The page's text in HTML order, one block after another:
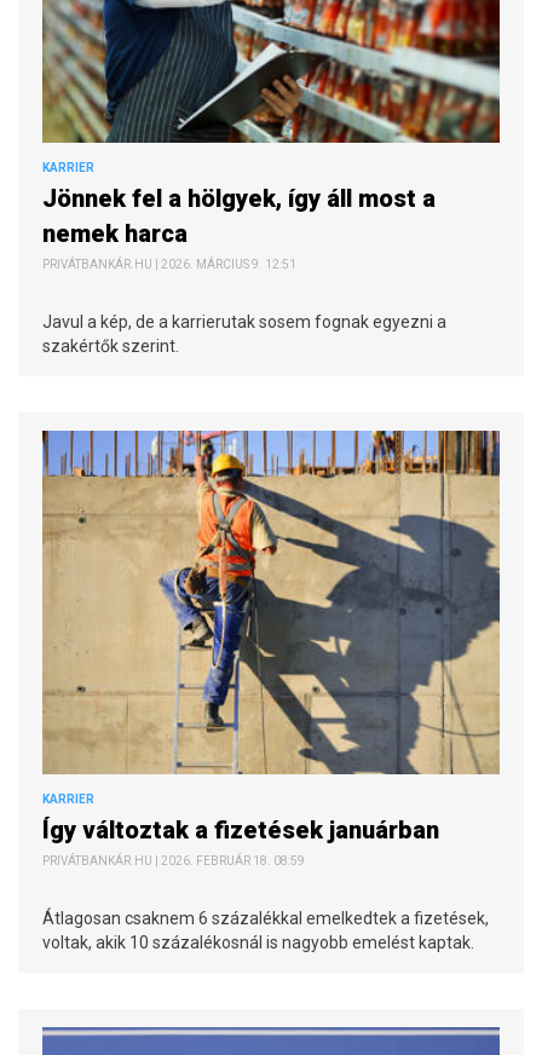
KARRIER
Jönnek fel a hölgyek, így áll most a
nemek harca
PRIVÁTBANKÁR.HU | 2026. MÁRCIUS 9. 12:51
Javul a kép, de a karrierutak sosem fognak egyezni a
szakértők szerint.
KARRIER
Így változtak a fizetések januárban
PRIVÁTBANKÁR.HU | 2026. FEBRUÁR 18. 08:59
Átlagosan csaknem 6 százalékkal emelkedtek a fizetések,
voltak, akik 10 százalékosnál is nagyobb emelést kaptak.